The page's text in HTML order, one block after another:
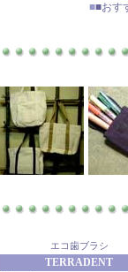
■■おす
エコ歯ブラシ
TERRADENT